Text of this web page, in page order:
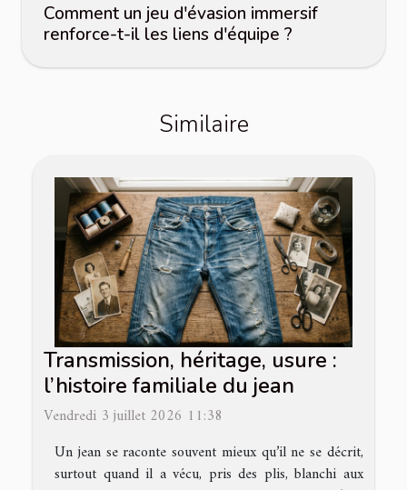
Comment un jeu d'évasion immersif
renforce-t-il les liens d'équipe ?
Similaire
Transmission, héritage, usure :
l’histoire familiale du jean
Vendredi 3 juillet 2026 11:38
Un jean se raconte souvent mieux qu’il ne se décrit,
surtout quand il a vécu, pris des plis, blanchi aux